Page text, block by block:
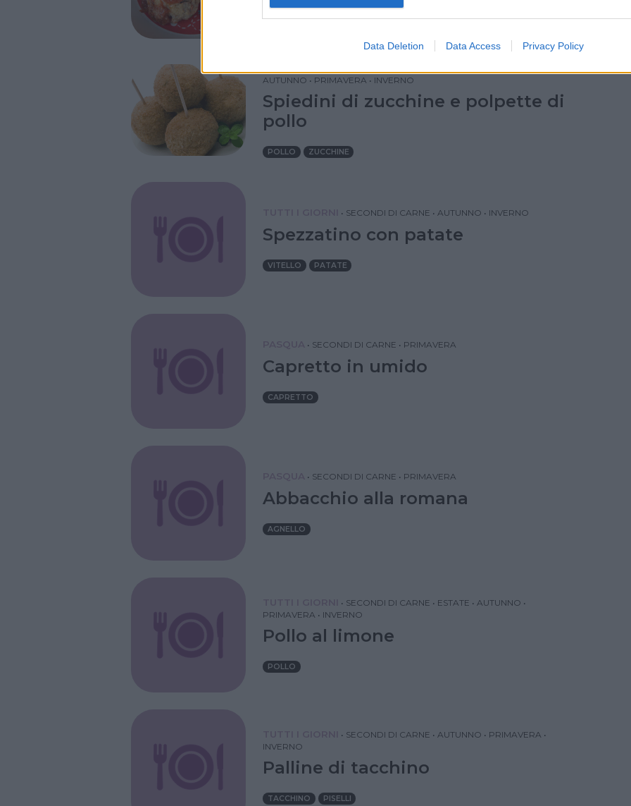
Data Deletion Data Access Privacy Policy
MANZO RICOTTA
AUTUNNO • PRIMAVERA • INVERNO
Spiedini di zucchine e polpette di
pollo
POLLO ZUCCHINE
• SECONDI DI CARNE • AUTUNNO • INVERNO
Spezzatino con patate
VITELLO PATATE
• SECONDI DI CARNE • PRIMAVERA
Capretto in umido
CAPRETTO
• SECONDI DI CARNE • PRIMAVERA
Abbacchio alla romana
AGNELLO
• SECONDI DI CARNE • ESTATE • AUTUNNO •
PRIMAVERA • INVERNO
Pollo al limone
POLLO
• SECONDI DI CARNE • AUTUNNO • PRIMAVERA •
INVERNO
Palline di tacchino
TACCHINO PISELLI